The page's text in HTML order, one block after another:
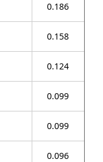
0.186
0.158
0.124
0.099
0.099
0.096